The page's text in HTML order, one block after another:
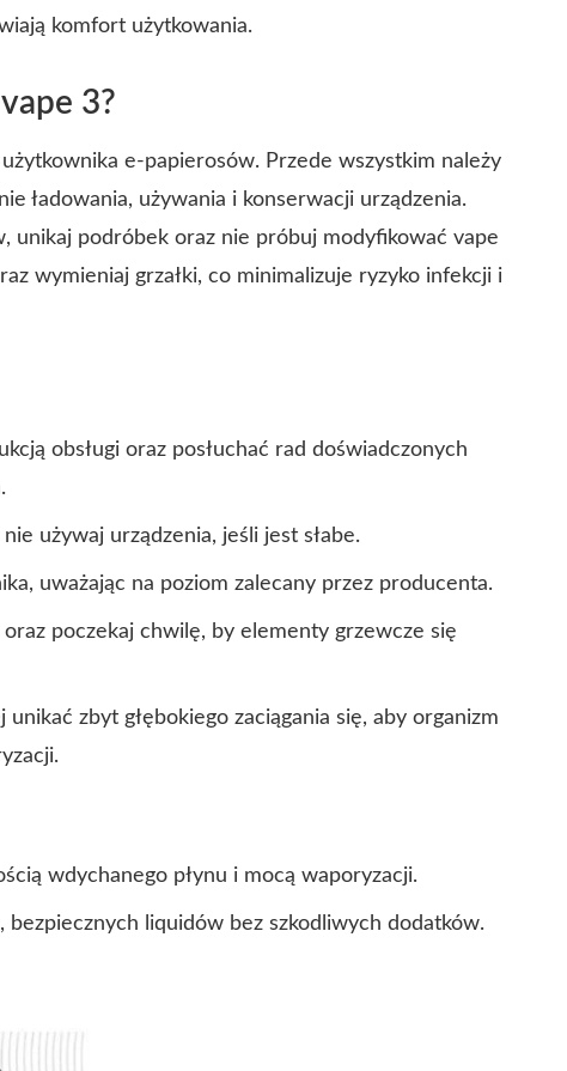
komfort użytkowania.
3?
e-papierosów. Przede wszystkim należy
ładowania, używania i konserwacji urządzenia.
unikaj podróbek oraz nie próbuj modyfikować vape
wymieniaj grzałki, co minimalizuje ryzyko infekcji i
obsługi oraz posłuchać rad doświadczonych
używaj urządzenia, jeśli jest słabe.
uważając na poziom zalecany przez producenta.
poczekaj chwilę, by elementy grzewcze się
zbyt głębokiego zaciągania się, aby organizm
wdychanego płynu i mocą waporyzacji.
bezpiecznych liquidów bez szkodliwych dodatków.